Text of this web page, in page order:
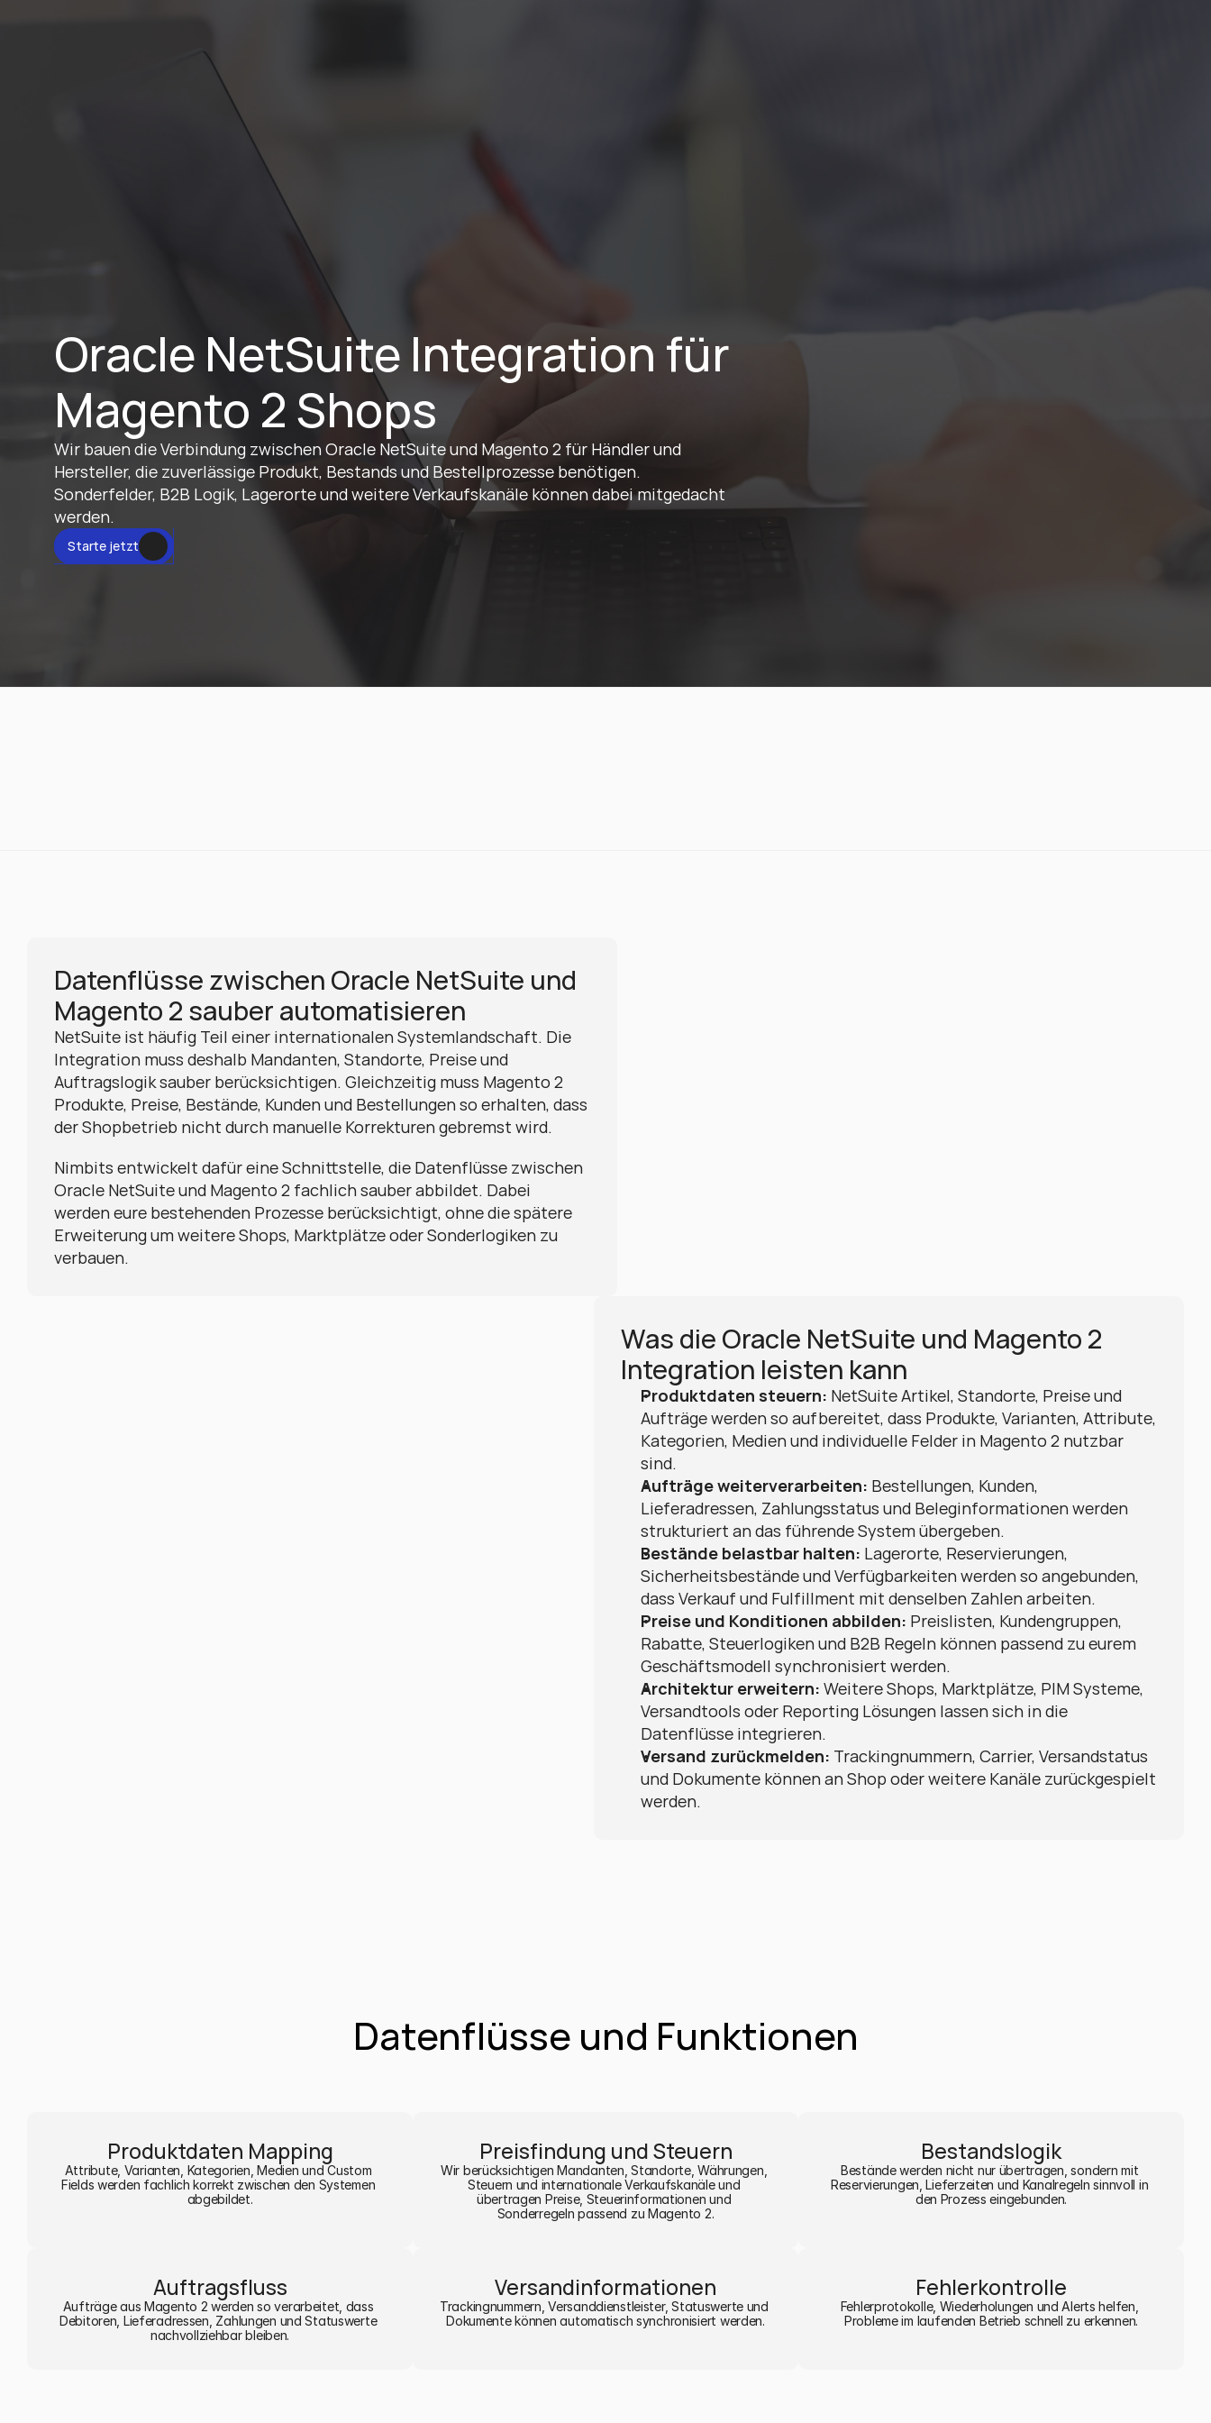
Oracle NetSuite Integration für
Magento 2 Shops
Wir bauen die Verbindung zwischen Oracle NetSuite und Magento 2 für Händler und
Hersteller, die zuverlässige Produkt, Bestands und Bestellprozesse benötigen.
Sonderfelder, B2B Logik, Lagerorte und weitere Verkaufskanäle können dabei mitgedacht
werden.
Starte jetzt
Datenflüsse zwischen Oracle NetSuite und
Magento 2 sauber automatisieren
NetSuite ist häufig Teil einer internationalen Systemlandschaft. Die
Integration muss deshalb Mandanten, Standorte, Preise und
Auftragslogik sauber berücksichtigen. Gleichzeitig muss Magento 2
Produkte, Preise, Bestände, Kunden und Bestellungen so erhalten, dass
der Shopbetrieb nicht durch manuelle Korrekturen gebremst wird.
Nimbits entwickelt dafür eine Schnittstelle, die Datenflüsse zwischen
Oracle NetSuite und Magento 2 fachlich sauber abbildet. Dabei
werden eure bestehenden Prozesse berücksichtigt, ohne die spätere
Erweiterung um weitere Shops, Marktplätze oder Sonderlogiken zu
verbauen.
Was die Oracle NetSuite und Magento 2
Integration leisten kann
Produktdaten steuern: NetSuite Artikel, Standorte, Preise und
Aufträge werden so aufbereitet, dass Produkte, Varianten, Attribute,
Kategorien, Medien und individuelle Felder in Magento 2 nutzbar
sind.
Aufträge weiterverarbeiten: Bestellungen, Kunden,
Lieferadressen, Zahlungsstatus und Beleginformationen werden
strukturiert an das führende System übergeben.
Bestände belastbar halten: Lagerorte, Reservierungen,
Sicherheitsbestände und Verfügbarkeiten werden so angebunden,
dass Verkauf und Fulfillment mit denselben Zahlen arbeiten.
Preise und Konditionen abbilden: Preislisten, Kundengruppen,
Rabatte, Steuerlogiken und B2B Regeln können passend zu eurem
Geschäftsmodell synchronisiert werden.
Architektur erweitern: Weitere Shops, Marktplätze, PIM Systeme,
Versandtools oder Reporting Lösungen lassen sich in die
Datenflüsse integrieren.
Versand zurückmelden: Trackingnummern, Carrier, Versandstatus
und Dokumente können an Shop oder weitere Kanäle zurückgespielt
werden.
Datenflüsse und Funktionen
Produktdaten Mapping
Attribute, Varianten, Kategorien, Medien und Custom
Fields werden fachlich korrekt zwischen den Systemen
abgebildet.
Preisfindung und Steuern
Wir berücksichtigen Mandanten, Standorte, Währungen,
Steuern und internationale Verkaufskanäle und
übertragen Preise, Steuerinformationen und
Sonderregeln passend zu Magento 2.
Bestandslogik
Bestände werden nicht nur übertragen, sondern mit
Reservierungen, Lieferzeiten und Kanalregeln sinnvoll in
den Prozess eingebunden.
Auftragsfluss
Aufträge aus Magento 2 werden so verarbeitet, dass
Debitoren, Lieferadressen, Zahlungen und Statuswerte
nachvollziehbar bleiben.
Versandinformationen
Trackingnummern, Versanddienstleister, Statuswerte und
Dokumente können automatisch synchronisiert werden.
Fehlerkontrolle
Fehlerprotokolle, Wiederholungen und Alerts helfen,
Probleme im laufenden Betrieb schnell zu erkennen.